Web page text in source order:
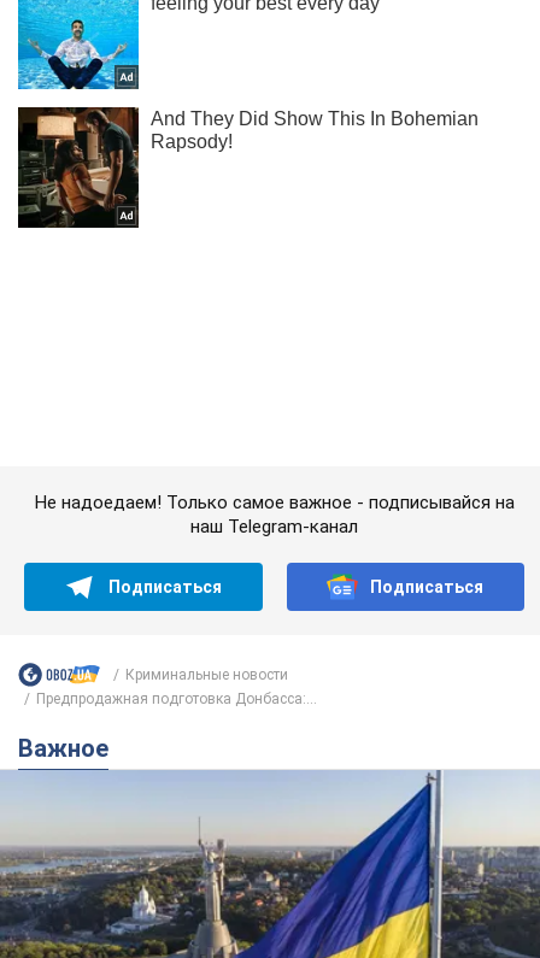
Важное
Какой была оригинальная версия гимна
Украины и почему ее боялась Российская
империя: об этом не рассказывают в школе
Государственным символом являются только первый куплет
и припев песни